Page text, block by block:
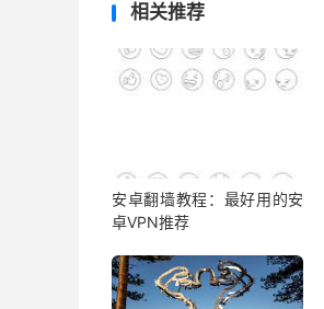
相关推荐
安卓翻墙教程：最好用的安
卓VPN推荐